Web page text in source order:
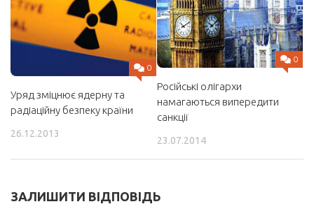
0
Уряд зміцнює ядерну та
радіаційну безпеку країни
26.12.2013
0
Російські олігархи
намагаються випередити
санкції
23.07.2014
ЗАЛИШИТИ ВІДПОВІДЬ